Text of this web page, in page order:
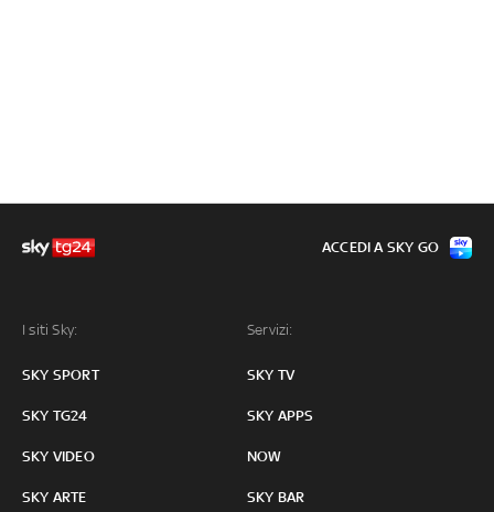
I siti Sky:
SKY SPORT
SKY TG24
SKY VIDEO
SKY ARTE
Servizi:
SKY TV
SKY APPS
NOW
SKY BAR
ACCEDI A SKY GO